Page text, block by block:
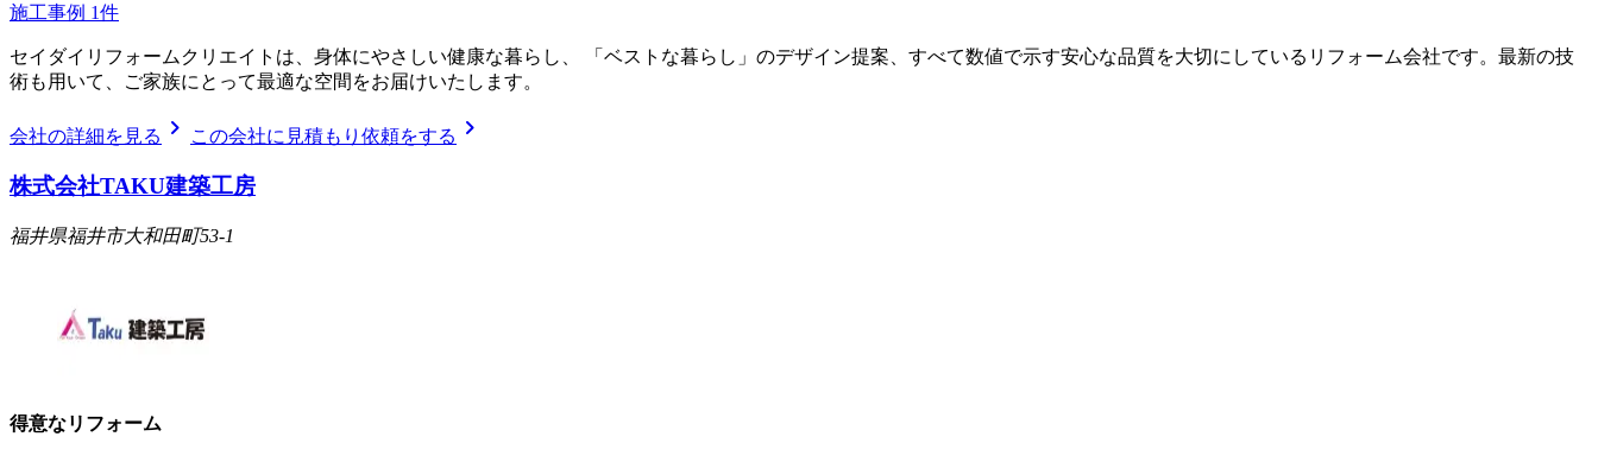
施工事例 1件
セイダイリフォームクリエイトは、身体にやさしい健康な暮らし、 「ベストな暮らし」のデザイン提案、すべて数値で示す安心な品質を大切にしているリフォーム会社です。最新の技
術も用いて、ご家族にとって最適な空間をお届けいたします。
会社の詳細を見る chevron_right この会社に見積もり依頼をする chevron_right
株式会社TAKU建築工房
福井県福井市大和田町53-1
得意なリフォーム